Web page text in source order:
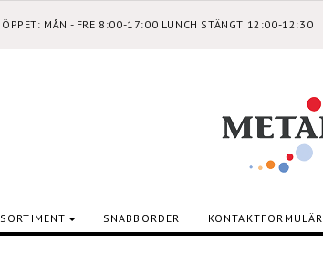
ÖPPET: MÅN - FRE 8:00-17:00 LUNCH STÄNGT 12:00-12:30
SORTIMENT SNABBORDER KONTAKTFORMULÄR